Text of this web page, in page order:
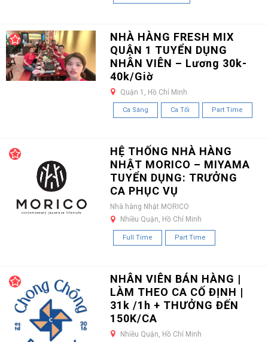
NHÀ HÀNG FRESH MIX
QUẬN 1 TUYỂN DỤNG
NHÂN VIÊN – Lương 30k-
40k/Giờ
Quận 1, Hồ Chí Minh
Ca Sáng Ca Tối Part Time
HỆ THỐNG NHÀ HÀNG
NHẬT MORICO – MIYAMA
TUYỂN DỤNG: TRƯỞNG
CA PHỤC VỤ
Nhà hàng Nhật MORICO
Nhiều Quận, Hồ Chí Minh
Full Time Part Time
NHÂN VIÊN BÁN HÀNG |
LÀM THEO CA CỐ ĐỊNH |
31k /1h + THƯỞNG ĐẾN
150K/CA
Nhiều Quận, Hồ Chí Minh